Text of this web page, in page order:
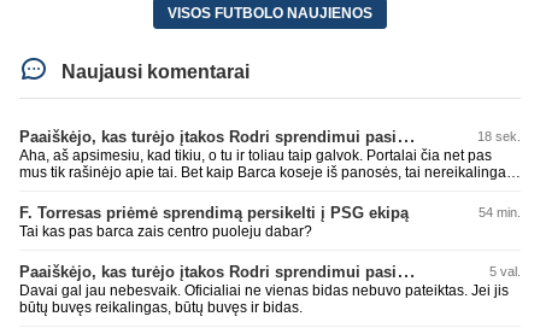
VISOS FUTBOLO NAUJIENOS
Naujausi komentarai
Paaiškėjo, kas turėjo įtakos Rodri sprendimui pasirinkti Barselonos pusę 18 sek.
Aha, aš apsimesiu, kad tikiu, o tu ir toliau taip galvok. Portalai čia net pas
mus tik rašinėjo apie tai. Bet kaip Barca koseje iš panosės, tai nereikalingas
nieko gero jis ir pan.? Gal tu jau nustok čia vartytis, kažkaip gėda darosi.
F. Torresas priėmė sprendimą persikelti į PSG ekipą 54 min.
Tai kas pas barca zais centro puoleju dabar?
Paaiškėjo, kas turėjo įtakos Rodri sprendimui pasirinkti Barselonos pusę 5 val.
Davai gal jau nebesvaik. Oficialiai ne vienas bidas nebuvo pateiktas. Jei jis
būtų buvęs reikalingas, būtų buvęs ir bidas.